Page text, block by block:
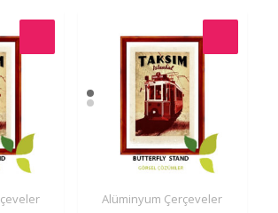
Alüminyum Çerçeveler